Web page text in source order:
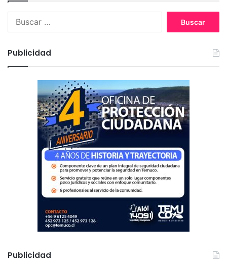
:
Publicidad
Publicidad